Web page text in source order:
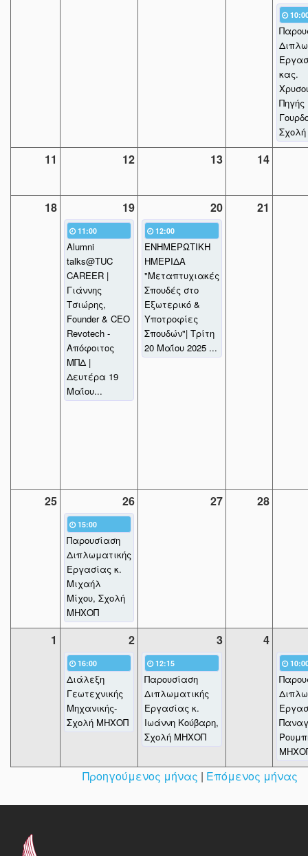
κας.
Πηγής
11 12 13 14
18 19 20 21
11:00
Alumni
talks@TUC
CAREER |
Γιάννης
Τσιώρης,
Founder & CEO
Revotech -
Απόφοιτος
ΜΠΔ |
Δευτέρα 19
Μαΐου...
12:00
ΕΝΗΜΕΡΩΤΙΚΗ
ΗΜΕΡΙΔΑ
"Μεταπτυχιακές
Σπουδές στο
Εξωτερικό &
Υποτροφίες
Σπουδών"| Τρίτη
20 Μαΐου 2025 ...
25 26 27 28
15:00
Παρουσίαση
Διπλωματικής
Εργασίας κ.
Μιχαήλ
Μίχου, Σχολή
ΜΗΧΟΠ
1 2 3 4
16:00
Διάλεξη
Γεωτεχνικής
Μηχανικής-
Σχολή ΜΗΧΟΠ
12:15
Παρουσίαση
Διπλωματικής
Εργασίας κ.
Ιωάννη Κούβαρη,
Σχολή ΜΗΧΟΠ
Προηγούμενος μήνας | Επόμενος μήνας